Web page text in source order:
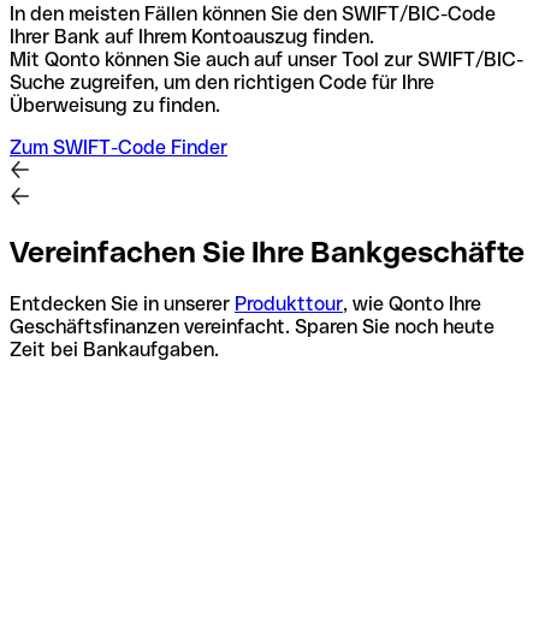
In den meisten Fällen können Sie den SWIFT/BIC-Code
Ihrer Bank auf Ihrem Kontoauszug finden.
Mit Qonto können Sie auch auf unser Tool zur SWIFT/BIC-
Suche zugreifen, um den richtigen Code für Ihre
Überweisung zu finden.
Zum SWIFT-Code Finder
Vereinfachen Sie Ihre Bankgeschäfte
Entdecken Sie in unserer Produkttour, wie Qonto Ihre
Geschäftsfinanzen vereinfacht. Sparen Sie noch heute
Zeit bei Bankaufgaben.